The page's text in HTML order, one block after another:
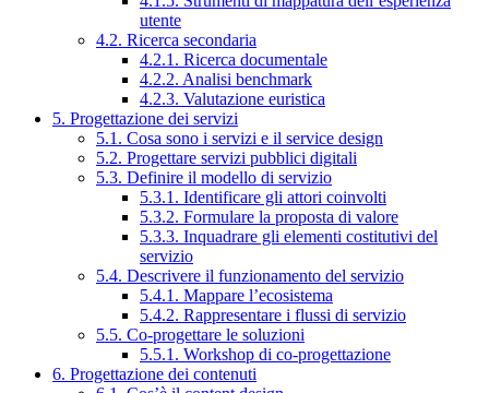
utente
4.2. Ricerca secondaria
4.2.1. Ricerca documentale
4.2.2. Analisi benchmark
4.2.3. Valutazione euristica
5. Progettazione dei servizi
5.1. Cosa sono i servizi e il service design
5.2. Progettare servizi pubblici digitali
5.3. Definire il modello di servizio
5.3.1. Identificare gli attori coinvolti
5.3.2. Formulare la proposta di valore
5.3.3. Inquadrare gli elementi costitutivi del
servizio
5.4. Descrivere il funzionamento del servizio
5.4.1. Mappare l’ecosistema
5.4.2. Rappresentare i flussi di servizio
5.5. Co-progettare le soluzioni
5.5.1. Workshop di co-progettazione
6. Progettazione dei contenuti